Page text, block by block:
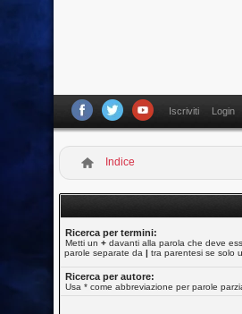
Iscriviti Login
Indice
Ricerca per termini:
Metti un+ davanti alla parola che deve
parole separate da| tra parentesi se solo
Ricerca per autore:
Usa * come abbreviazione per parole